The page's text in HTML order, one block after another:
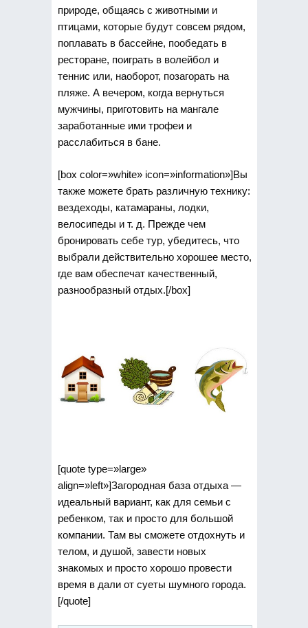
природе, общаясь с животными и
птицами, которые будут совсем рядом,
поплавать в бассейне, пообедать в
ресторане, поиграть в волейбол и
теннис или, наоборот, позагорать на
пляже. А вечером, когда вернуться
мужчины, приготовить на мангале
заработанные ими трофеи и
расслабиться в бане.
[box color=»white» icon=»information»]Вы
также можете брать различную технику:
вездеходы, катамараны, лодки,
велосипеды и т. д. Прежде чем
бронировать себе тур, убедитесь, что
выбрали действительно хорошее место,
где вам обеспечат качественный,
разнообразный отдых.[/box]
[quote type=»large»
align=»left»]Загородная база отдыха —
идеальный вариант, как для семьи с
ребенком, так и просто для большой
компании. Там вы сможете отдохнуть и
телом, и душой, завести новых
знакомых и просто хорошо провести
время в дали от суеты шумного города.
[/quote]